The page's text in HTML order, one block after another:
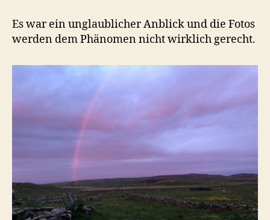
Es war ein unglaublicher Anblick und die Fotos
werden dem Phänomen nicht wirklich gerecht.